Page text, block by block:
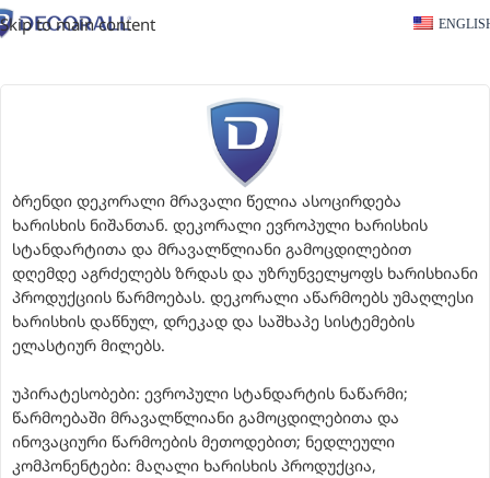
Skip to main content
ბრენდი დეკორალი მრავალი წელია ასოცირდება
ხარისხის ნიშანთან. დეკორალი ევროპული ხარისხის
სტანდარტითა და მრავალწლიანი გამოცდილებით
დღემდე აგრძელებს ზრდას და უზრუნველყოფს ხარისხიანი
პროდუქციის წარმოებას. დეკორალი აწარმოებს უმაღლესი
ხარისხის დაწნულ, დრეკად და საშხაპე სისტემების
ელასტიურ მილებს.
უპირატესობები: ევროპული სტანდარტის ნაწარმი;
წარმოებაში მრავალწლიანი გამოცდილებითა და
ინოვაციური წარმოების მეთოდებით; ნედლეული
კომპონენტები: მაღალი ხარისხის პროდუქცია,